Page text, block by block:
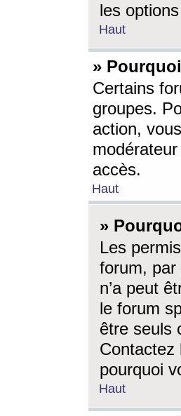
les
Haut
»
Certains
groupes.
action,
accès.
Haut
»
Les
forum, par
n’a peut
le forum
être seuls
Contactez
pourquoi
Haut